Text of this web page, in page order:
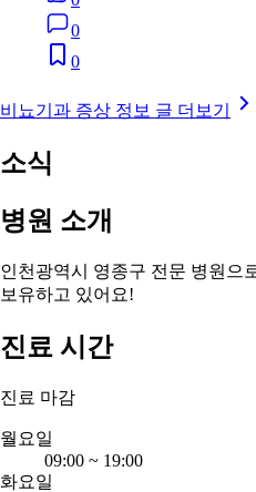
0
0
비뇨기과 증상 정보 글 더보기
소식
병원 소개
인천광역시 영종구 전문 병원으
보유하고 있어요!
진료 시간
진료 마감
월요일
09:00 ~ 19:00
화요일